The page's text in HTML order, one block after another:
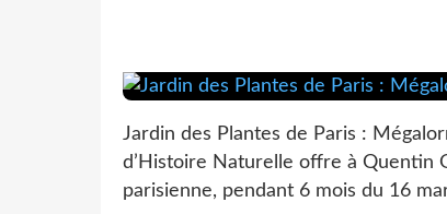
Jardin des Plantes de Paris :
d’Histoire Naturelle offre à Quentin
parisienne, pendant 6 mois du 16